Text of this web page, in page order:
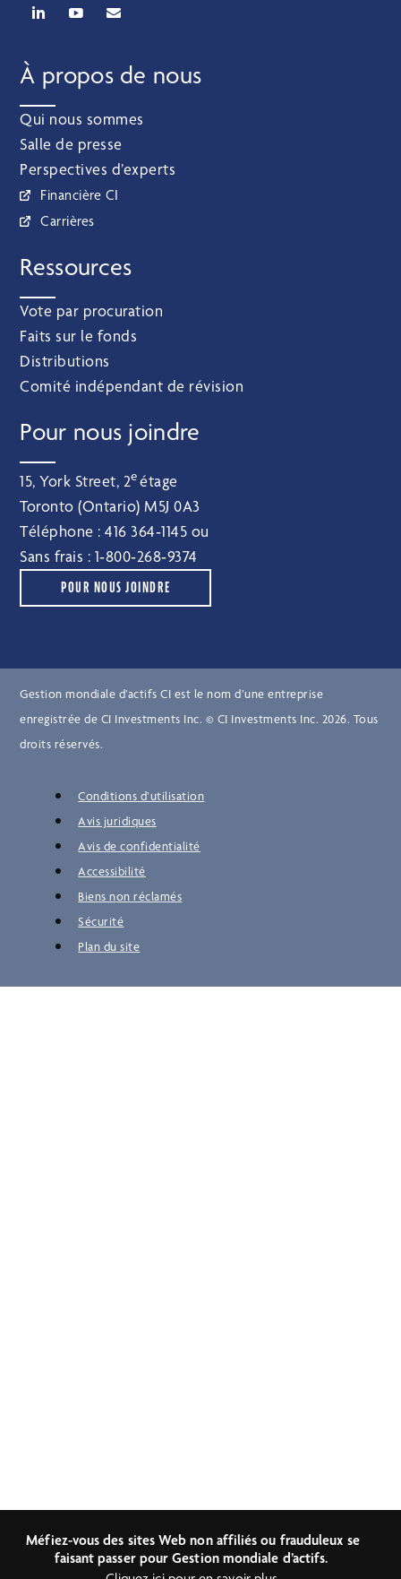
À propos de nous
Qui nous sommes
Salle de presse
Perspectives d’experts
Financière CI
Carrières
Ressources
Vote par procuration
Faits sur le fonds
Distributions
Comité indépendant de révision
Pour nous joindre
15, York Street, 2eétage
Toronto (Ontario) M5J 0A3
Téléphone :416 364‑1145 ou
Sans frais : 1‑800‑268‑9374
POUR NOUS JOINDRE
Gestion mondiale d’actifs CI est le nom d’une entreprise
enregistrée de CI Investments Inc. © CI Investments Inc. 2026. Tous
droits réservés.
Conditions d’utilisation
Avis juridiques
Avis de confidentialité
Accessibilité
Biens non réclamés
Sécurité
Plan du site
Méfiez-vous des sites Web non affiliés ou frauduleux se
faisant passer pour Gestion mondiale d’actifs.